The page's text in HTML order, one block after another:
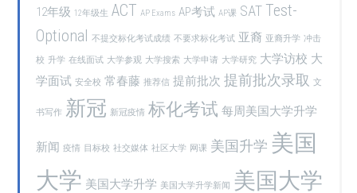
12年级 12年级生 ACT AP Exams AP考试 AP课 SAT Test-
Optional 不提交标化考试成绩 不要求标化考试 亚裔 亚裔升学 冲击
校 升学 在线面试 大学参观 大学搜索 大学申请 大学研究 大学访校 大
学面试 安全校 常春藤 推荐信 提前批次 提前批次录取 文
书写作 新冠 新冠疫情 标化考试 每周美国大学升学
新闻 疫情 目标校 社交媒体 社区大学 网课 美国升学 美国
大学 美国大学升学 美国大学升学新闻 美国大学